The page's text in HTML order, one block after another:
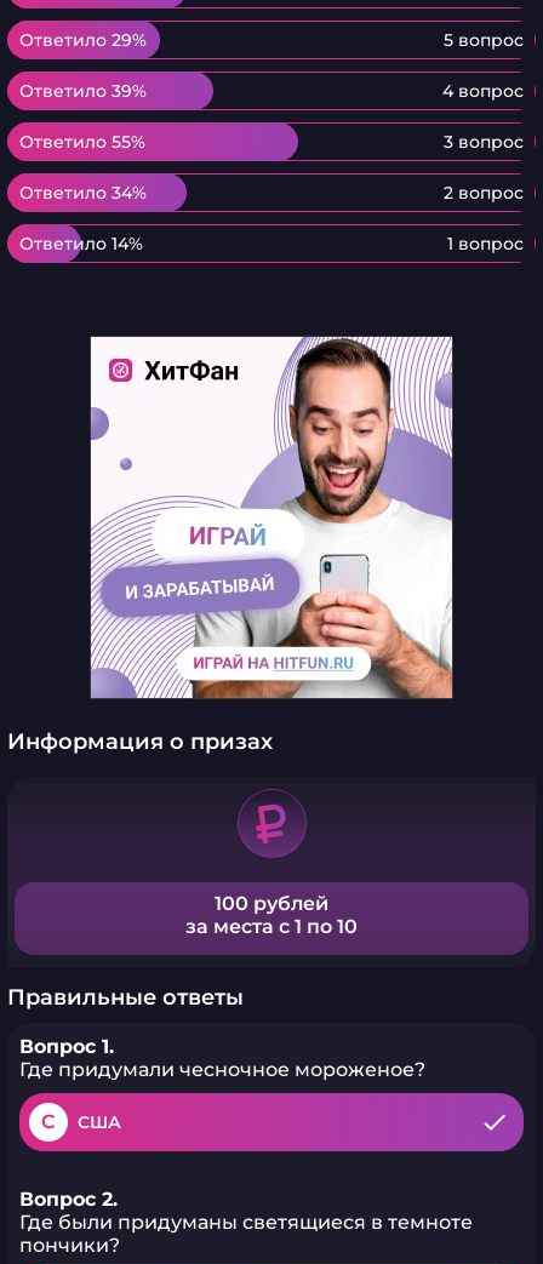
Ответило 29% 5 вопрос
Ответило 29%
Ответило 39% 4 вопрос
Ответило 39%
Ответило 55% 3 вопрос
Ответило 55%
Ответило 34% 2 вопрос
Ответило 34%
Ответило 14% 1 вопрос
Ответило 14%
Информация о призах
100 рублей
за места с 1 по 10
Правильные ответы
Вопрос 1.
Где придумали чесночное мороженое?
C США
Вопрос 2.
Где были придуманы светящиеся в темноте
пончики?